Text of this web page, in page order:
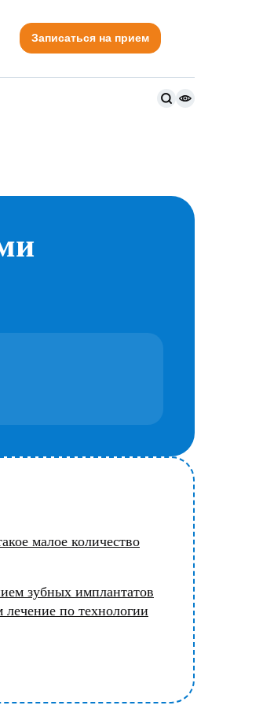
Записаться на прием
малое количество
зубных имплантатов
по технологии